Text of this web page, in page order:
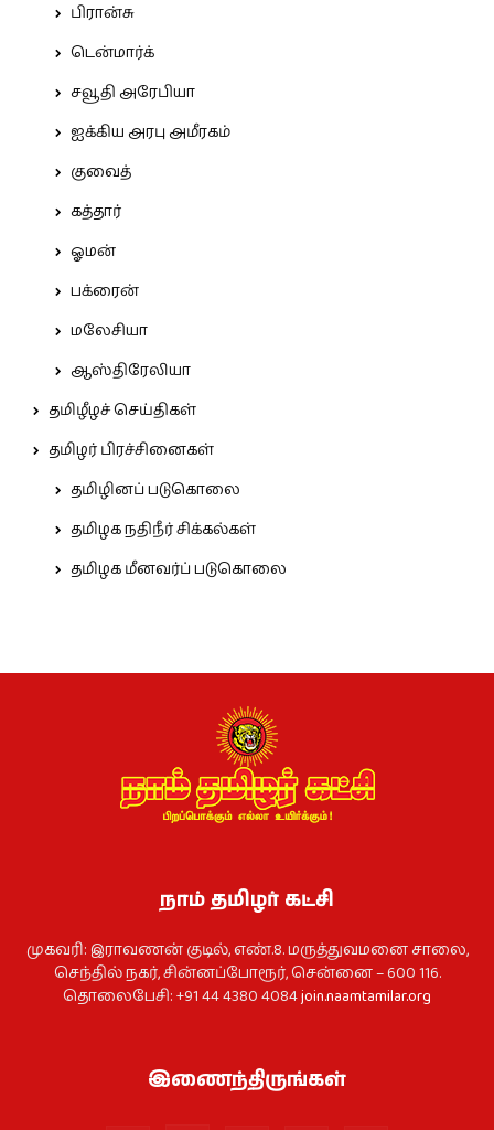
பிரான்சு
டென்மார்க்
சவூதி அரேபியா
ஐக்கிய அரபு அமீரகம்
குவைத்
கத்தார்
ஓமன்
பக்ரைன்
மலேசியா
ஆஸ்திரேலியா
தமிழீழச் செய்திகள்
தமிழர் பிரச்சினைகள்
தமிழினப் படுகொலை
தமிழக நதிநீர் சிக்கல்கள்
தமிழக மீனவர்ப் படுகொலை
நாம் தமிழர் கட்சி
முகவரி: இராவணன் குடில், எண்.8. மருத்துவமனை சாலை,
செந்தில் நகர், சின்னப்போரூர், சென்னை – 600 116.
தொலைபேசி: +91 44 4380 4084join.naamtamilar.org
இணைந்திருங்கள்